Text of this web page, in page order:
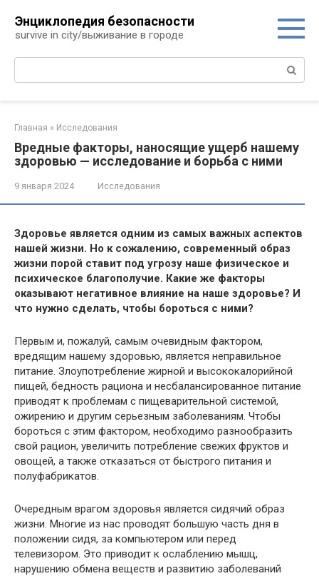
контенту
Энциклопедия безопасности
survive in city/выживание в городе
Поиск:
Главная » Исследования
Вредные факторы, наносящие ущерб нашему
здоровью — исследование и борьба с ними
9 января 2024 Исследования
Здоровье является одним из самых важных аспектов
нашей жизни. Но к сожалению, современный образ
жизни порой ставит под угрозу наше физическое и
психическое благополучие. Какие же факторы
оказывают негативное влияние на наше здоровье? И
что нужно сделать, чтобы бороться с ними?
Первым и, пожалуй, самым очевидным фактором,
вредящим нашему здоровью, является неправильное
питание. Злоупотребление жирной и высококалорийной
пищей, бедность рациона и несбалансированное питание
приводят к проблемам с пищеварительной системой,
ожирению и другим серьезным заболеваниям. Чтобы
бороться с этим фактором, необходимо разнообразить
свой рацион, увеличить потребление свежих фруктов и
овощей, а также отказаться от быстрого питания и
полуфабрикатов.
Очередным врагом здоровья является сидячий образ
жизни. Многие из нас проводят большую часть дня в
положении сидя, за компьютером или перед
телевизором. Это приводит к ослаблению мышц,
нарушению обмена веществ и развитию заболеваний